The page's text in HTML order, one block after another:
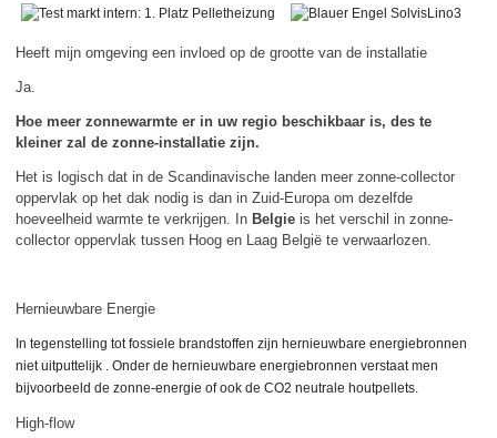
Heeft mijn omgeving een invloed op de grootte van de installatie
Ja.
Hoe meer zonnewarmte er in uw regio beschikbaar is, des te
kleiner zal de zonne-installatie zijn.
Het is logisch dat in de Scandinavische landen meer zonne-collector
oppervlak op het dak nodig is dan in Zuid-Europa om dezelfde
hoeveelheid warmte te verkrijgen. In Belgie is het verschil in zonne-
collector oppervlak tussen Hoog en Laag België te verwaarlozen.
Hernieuwbare Energie
In tegenstelling tot fossiele brandstoffen zijn hernieuwbare energiebronnen
niet uitputtelijk .Onder de hernieuwbare energiebronnen verstaat men
bijvoorbeeld de zonne-energie of ook de CO2 neutrale houtpellets.
High-flow